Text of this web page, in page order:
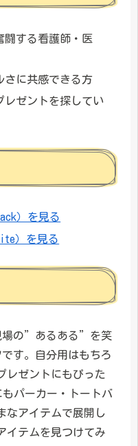
闘する看護師・医
さに共感できる方
レゼントを探してい
）を見る
）を見る
場の”あるある”を笑
す。自分用はもちろ
レゼントにもぴった
もパーカー・トートバ
なアイテムで展開し
イテムを見つけてみ